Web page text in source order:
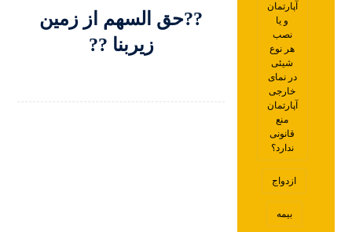
??حق السهم از زمین
زیربنا ??
آپارتمان
و یا
نصب
هر نوع
شیئی
در نمای
خارجی
آپارتمان
منع
قانونی
ندارد؟
ازدواج
بیمه